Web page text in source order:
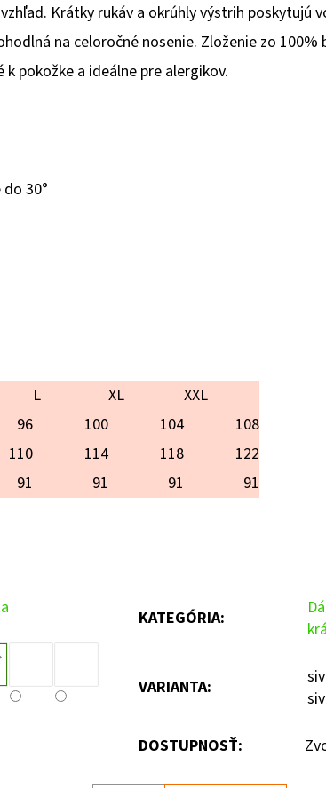
Krátky rukáv a okrúhly výstrih poskytujú
na celoročné nosenie. Zloženie zo 100%
pokožke a ideálne pre alergikov.
30°
L XL
XXL
96 100 104
108
110 114 118
122
91 91 91 91
KATEGÓRIA:
VARIANTA:
DOSTUPNOSŤ: